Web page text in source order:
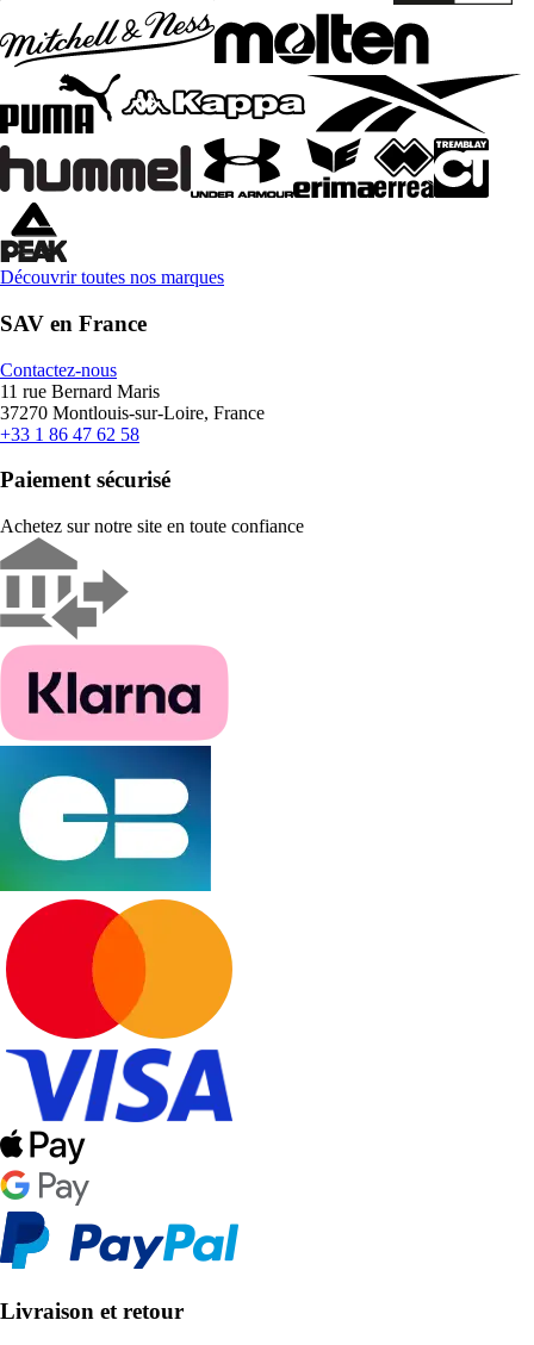
Découvrir toutes nos marques
SAV en France
Contactez-nous
11 rue Bernard Maris
37270 Montlouis-sur-Loire, France
+33 1 86 47 62 58
Paiement sécurisé
Achetez sur notre site en toute confiance
Livraison et retour